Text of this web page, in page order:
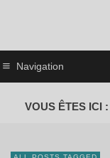
Navigation
VOUS ÊTES ICI :